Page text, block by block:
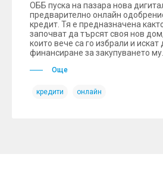
ОББ пуска на пазара нова
предварително онлайн
кредит. Тя е предназначена
започват да търсят своя нов
които вече са го избрали и искат
финансиране за закупуването му.
Още
кредити онлайн